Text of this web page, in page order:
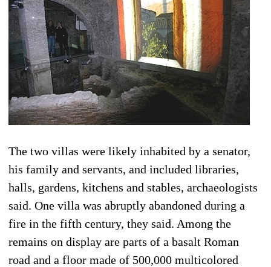
The two villas were likely inhabited by a senator,
his family and servants, and included libraries,
halls, gardens, kitchens and stables, archaeologists
said. One villa was abruptly abandoned during a
fire in the fifth century, they said. Among the
remains on display are parts of a basalt Roman
road and a floor made of 500,000 multicolored